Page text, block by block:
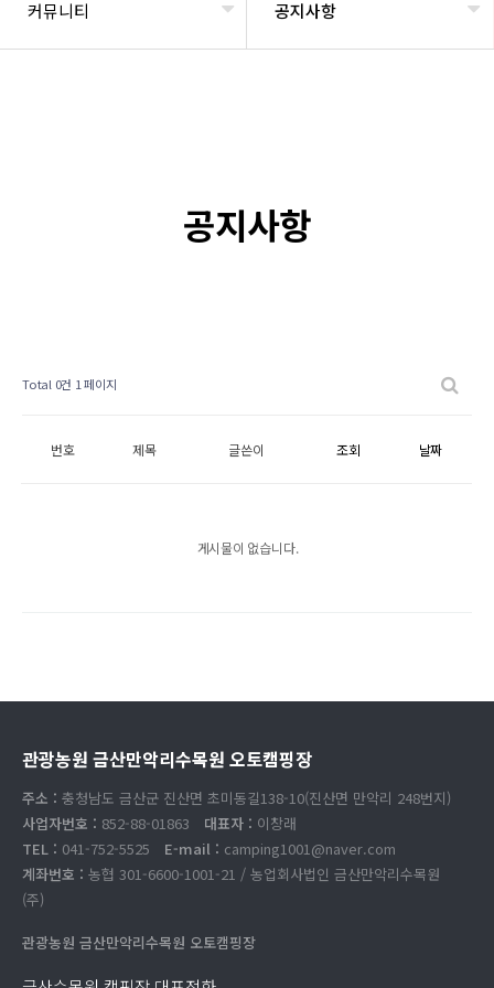
커뮤니티 공지사항
공지사항
Total 0건 1 페이지
번호 제목 글쓴이 조회 날짜
게시물이 없습니다.
관광농원 금산만악리수목원 오토캠핑장
주소 : 충청남도 금산군 진산면 초미동길138-10(진산면 만악리 248번지)
사업자번호 : 852-88-01863 대표자 : 이창래
TEL : 041-752-5525 E-mail : camping1001@naver.com
계좌번호 : 농협 301-6600-1001-21 / 농업회사법인 금산만악리수목원
(주)
관광농원 금산만악리수목원 오토캠핑장